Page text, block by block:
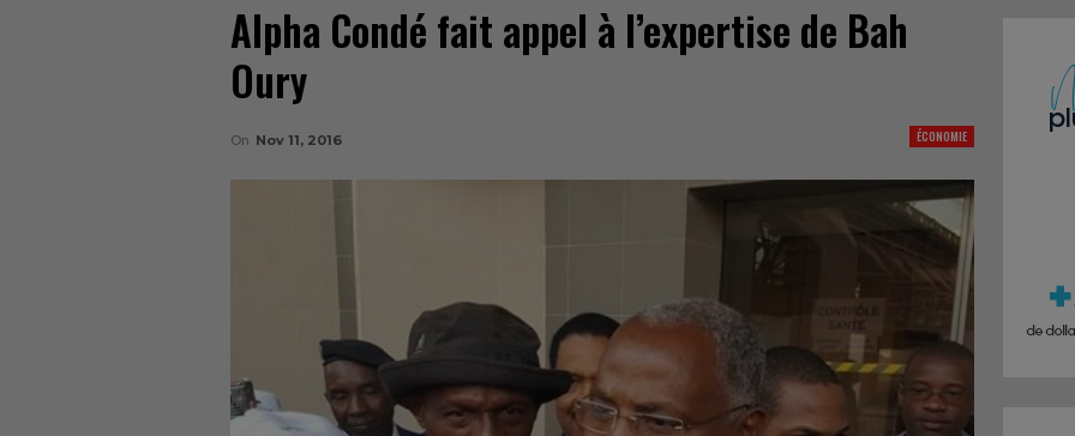
Alpha Condé fait appel à l’expertise de Bah
Oury
ÉCONOMIE
On Nov 11, 2016